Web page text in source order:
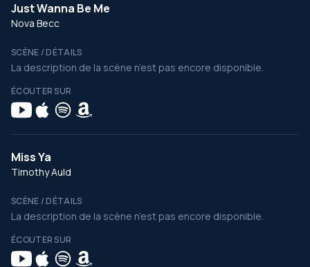
Just Wanna Be Me
Nova Becc
SCÈNE / DÉTAILS
La description de la scène n’est pas encore disponible.
ÉCOUTER SUR
Miss Ya
Timothy Auld
SCÈNE / DÉTAILS
La description de la scène n’est pas encore disponible.
ÉCOUTER SUR